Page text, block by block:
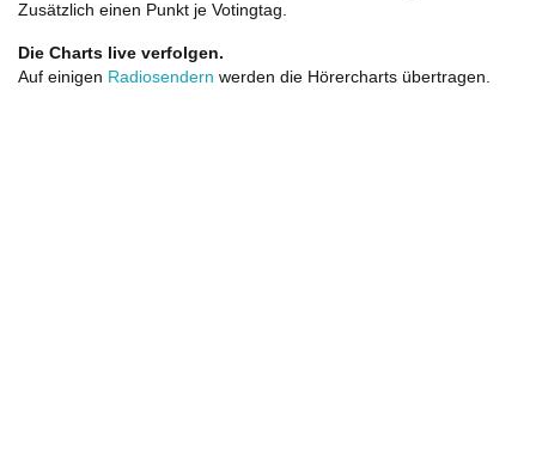
Zusätzlich einen Punkt je Votingtag.
Die Charts live verfolgen.
Auf einigen Radiosendern werden die Hörercharts übertragen.